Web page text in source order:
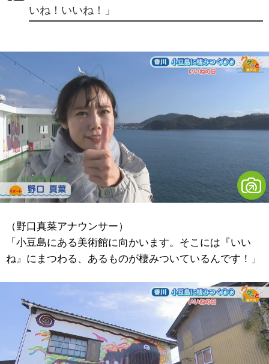
いね！いいね！」
（野口真菜アナウンサー）
「小豆島にある美術館に向かいます。そこには『いい
ね』にまつわる、あるものが棲みついているんです！」